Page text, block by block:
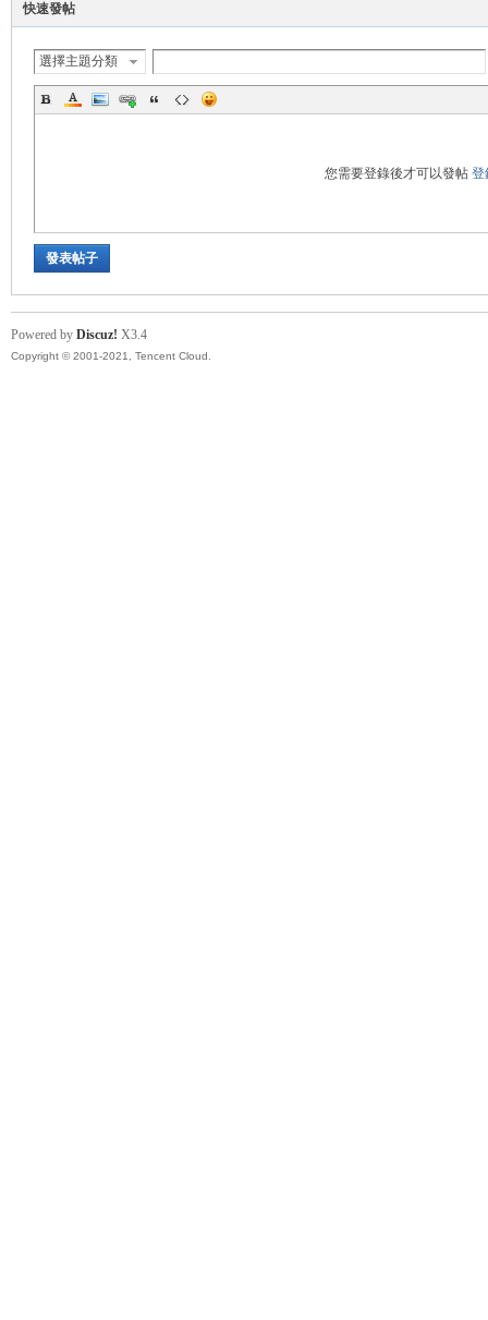
快速發帖
選擇主題分類
您需要登錄後才可以發帖 登
發表帖子
Powered by Discuz! X3.4
Copyright © 2001-2021, Tencent Cloud.